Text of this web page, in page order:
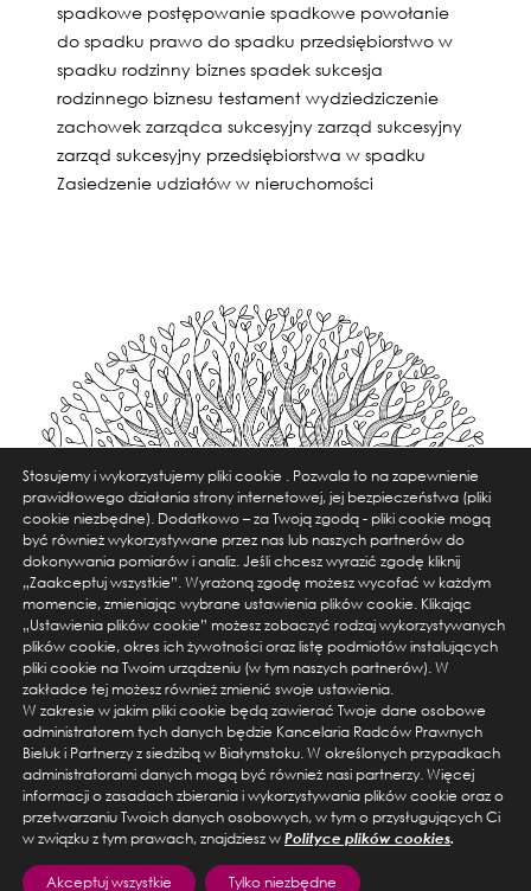
spadkowe postępowanie spadkowe powołanie
do spadku prawo do spadku przedsiębiorstwo w
spadku rodzinny biznes spadek sukcesja
rodzinnego biznesu testament wydziedziczenie
zachowek zarządca sukcesyjny zarząd sukcesyjny
zarząd sukcesyjny przedsiębiorstwa w spadku
Zasiedzenie udziałów w nieruchomości
ul. Warszawska 14 lok. 3, 15-063 Białystok
tel. +48 856674550, email: kancelaria@bieluk.pl
ul. Karolkowa 28/114, 01-207 Warszawa
tel. +48 666555454, email: kancelaria@bieluk.pl
Stosujemy i wykorzystujemy pliki cookie . Pozwala to na zapewnienie
prawidłowego działania strony internetowej, jej bezpieczeństwa (pliki
cookie niezbędne). Dodatkowo – za Twoją zgodą - pliki cookie mogą
być również wykorzystywane przez nas lub naszych partnerów do
dokonywania pomiarów i analiz. Jeśli chcesz wyrazić zgodę kliknij
„Zaakceptuj wszystkie”. Wyrażoną zgodę możesz wycofać w każdym
momencie, zmieniając wybrane ustawienia plików cookie. Klikając
„Ustawienia plików cookie” możesz zobaczyć rodzaj wykorzystywanych
plików cookie, okres ich żywotności oraz listę podmiotów instalujących
pliki cookie na Twoim urządzeniu (w tym naszych partnerów). W
zakładce tej możesz również zmienić swoje ustawienia.
W zakresie w jakim pliki cookie będą zawierać Twoje dane osobowe
administratorem tych danych będzie Kancelaria Radców Prawnych
Bieluk i Partnerzy z siedzibą w Białymstoku. W określonych przypadkach
administratorami danych mogą być również nasi partnerzy. Więcej
informacji o zasadach zbierania i wykorzystywania plików cookie oraz o
przetwarzaniu Twoich danych osobowych, w tym o przysługujących Ci
w związku z tym prawach, znajdziesz w Polityce plików cookies.
Akceptuj wszystkie Tylko niezbędne